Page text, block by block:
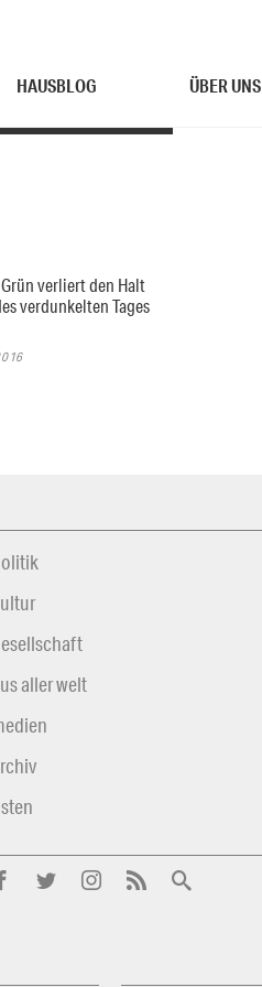
HAUSBLOG ÜBER UNS
verliert den Halt
verdunkelten Tages
aller welt